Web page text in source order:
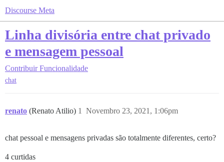
Discourse Meta
Linha divisória entre chat privado
e mensagem pessoal
Contribuir Funcionalidade
chat
renato (Renato Atilio) Novembro 23, 2021, 1:06pm
1
chat pessoal e mensagens privadas são totalmente diferentes, certo?
4 curtidas